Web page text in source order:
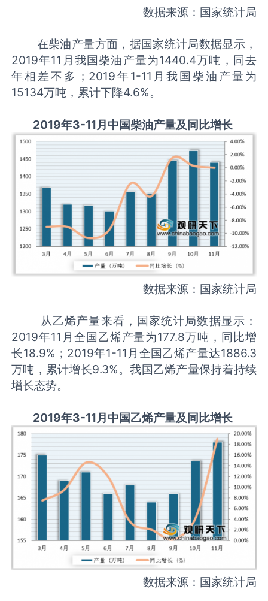
数据来源：国家统计局
在柴油产量方面，据国家统计局数据显示，
2019年11月我国柴油产量为1440.4万吨，同去
年相差不多；2019年1-11月我国柴油产量为
15134万吨，累计下降4.6%。
2019年3-11月中国柴油产量及同比增长
数据来源：国家统计局
从乙烯产量来看，国家统计局数据显示：
2019年11月全国乙烯产量为177.8万吨，同比增
长18.9%；2019年1-11月全国乙烯产量达1886.3
万吨，累计增长9.3%。我国乙烯产量保持着持续
增长态势。
2019年3-11月中国乙烯产量及同比增长
数据来源：国家统计局